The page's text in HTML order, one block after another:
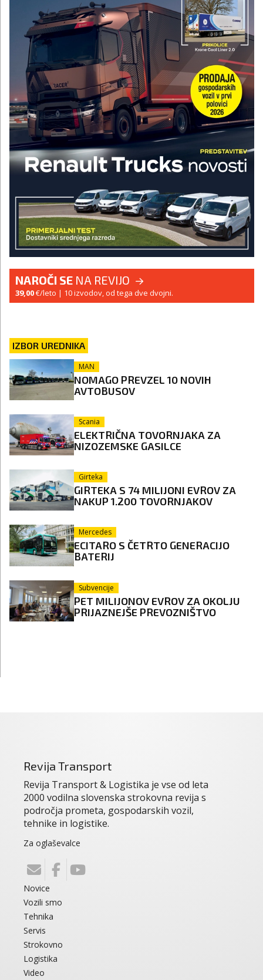
NAROČI SE NA REVIJO
39,00€/leto | 10 izvodov, od tega dve dvojni.
IZBOR UREDNIKA
MAN
NOMAGO PREVZEL 10 NOVIH
AVTOBUSOV
Scania
ELEKTRIČNA TOVORNJAKA ZA
NIZOZEMSKE GASILCE
Girteka
GIRTEKA S 74 MILIJONI EVROV ZA
NAKUP 1.200 TOVORNJAKOV
Mercedes
ECITARO S ČETRTO GENERACIJO
BATERIJ
Subvencije
PET MILIJONOV EVROV ZA OKOLJU
PRIJAZNEJŠE PREVOZNIŠTVO
Revija Transport
Revija Transport & Logistika je vse od leta
2000 vodilna slovenska strokovna revija s
področja prometa, gospodarskih vozil,
tehnike in logistike.
Za oglaševalce
Novice
Vozili smo
Tehnika
Servis
Strokovno
Logistika
Video